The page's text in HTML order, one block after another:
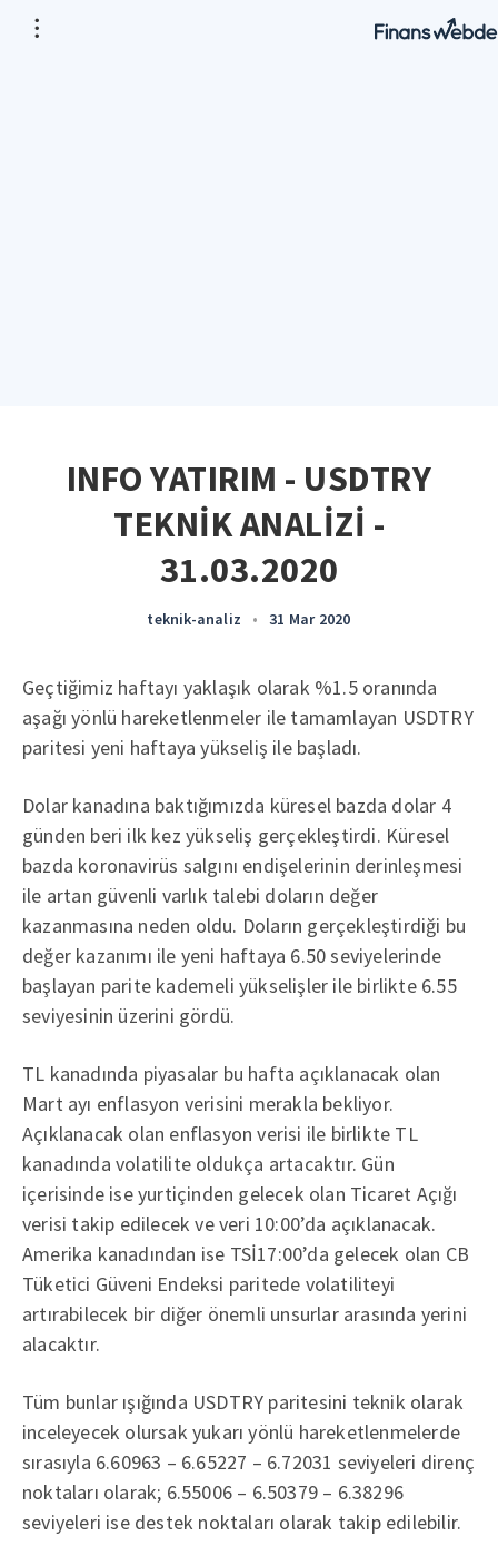
INFO YATIRIM - USDTRY
TEKNİK ANALİZİ -
31.03.2020
teknik-analiz • 31 Mar 2020
Geçtiğimiz haftayı yaklaşık olarak %1.5 oranında
aşağı yönlü hareketlenmeler ile tamamlayan USDTRY
paritesi yeni haftaya yükseliş ile başladı.
Dolar kanadına baktığımızda küresel bazda dolar 4
günden beri ilk kez yükseliş gerçekleştirdi. Küresel
bazda koronavirüs salgını endişelerinin derinleşmesi
ile artan güvenli varlık talebi doların değer
kazanmasına neden oldu. Doların gerçekleştirdiği bu
değer kazanımı ile yeni haftaya 6.50 seviyelerinde
başlayan parite kademeli yükselişler ile birlikte 6.55
seviyesinin üzerini gördü.
TL kanadında piyasalar bu hafta açıklanacak olan
Mart ayı enflasyon verisini merakla bekliyor.
Açıklanacak olan enflasyon verisi ile birlikte TL
kanadında volatilite oldukça artacaktır. Gün
içerisinde ise yurtiçinden gelecek olan Ticaret Açığı
verisi takip edilecek ve veri 10:00’da açıklanacak.
Amerika kanadından ise TSİ17:00’da gelecek olan CB
Tüketici Güveni Endeksi paritede volatiliteyi
artırabilecek bir diğer önemli unsurlar arasında yerini
alacaktır.
Tüm bunlar ışığında USDTRY paritesini teknik olarak
inceleyecek olursak yukarı yönlü hareketlenmelerde
sırasıyla 6.60963 – 6.65227 – 6.72031 seviyeleri direnç
noktaları olarak; 6.55006 – 6.50379 – 6.38296
seviyeleri ise destek noktaları olarak takip edilebilir.